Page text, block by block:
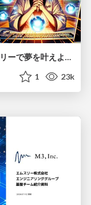
ギークの理想が7つ集まるエムスリーで夢を叶えよう - エムスリー株式会社
1 23k